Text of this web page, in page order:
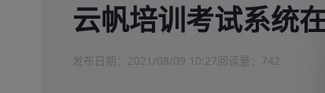
云帆培训考试系统
发布日期： 2021/08/09 10:27阅读量： 742